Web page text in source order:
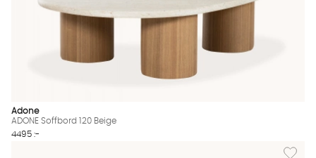
Adone
ADONE Soffbord 120 Beige
4495 :-
Lägg